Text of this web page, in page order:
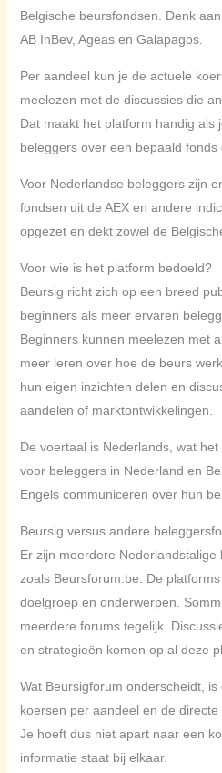
Belgische beursfondsen. Denk
AB InBev, Ageas en Galapagos.
Per aandeel kun je de actuele
meelezen met de discussies die
Dat maakt het platform handig als
beleggers over een bepaald fonds
Voor Nederlandse beleggers zijn
fondsen uit de AEX en andere
opgezet en dekt zowel de
Voor wie is het platform bedoeld?
Beursig richt zich op een breed
beginners als meer ervaren
Beginners kunnen meelezen met
meer leren over hoe de beurs
hun eigen inzichten delen en
aandelen of marktontwikkelingen.
De voertaal is Nederlands, wat
voor beleggers in Nederland en
Engels communiceren over hun
Beursig versus andere
Er zijn meerdere Nederlandstalige
zoals Beursforum.be. De
doelgroep en onderwerpen.
meerdere forums tegelijk.
en strategieën komen op al deze
Wat Beursigforum onderscheidt,
koersen per aandeel en de
Je hoeft dus niet apart naar een
informatie staat bij elkaar.